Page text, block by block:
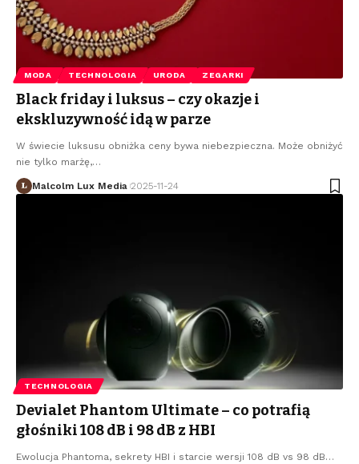
MODA TECHNOLOGIA URODA ZEGARKI
Black friday i luksus – czy okazje i
ekskluzywność idą w parze
W świecie luksusu obniżka ceny bywa niebezpieczna. Może obniżyć
nie tylko marżę,…
Malcolm Lux Media 2025-11-24
TECHNOLOGIA
Devialet Phantom Ultimate – co potrafią
głośniki 108 dB i 98 dB z HBI
Ewolucja Phantoma, sekrety HBI i starcie wersji 108 dB vs 98 dB…